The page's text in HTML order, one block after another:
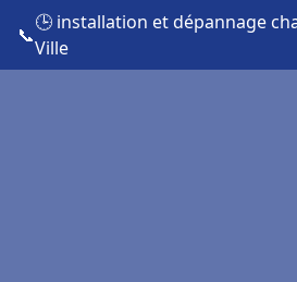
📞
🕒 installation et dépannage
Ville